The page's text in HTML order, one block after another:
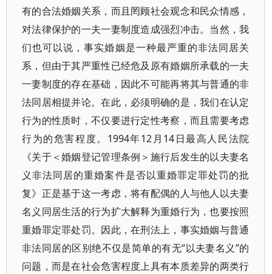
有的合法婚姻关系，而且罔顾社会观念和民众情感，
对法律保护的一夫一妻制度造成强烈冲击。当然，我
们也可以说，事实婚姻是一种最严重的非法同居关
系，但由于其严重性已经危及原有婚姻所承载的一夫
一妻制度的存在基础，因此不可能再将其与普通的非
法同居相提并论。在此，必须明确的是，我们在认定
行为的性质时，不仅要进行定性考察，而且需要考虑
行为的危害程度。1994年12月14日最高人民法院
《关于＜婚姻登记管理条例＞施行后发生的以夫妻名
义非法同居的重婚案件是否以重婚罪定罪处罚的批
复》正是基于这一考虑，将有配偶的人与他人以夫妻
名义同居生活的行为扩大解释为重婚行为，也要按照
重婚罪定罪处罚。因此，在刑法上，事实婚姻与普通
非法同居的区别绝不仅是简单的有无“以夫妻名义”的
问题，而是在社会危害程度上具有本质差异的两类行